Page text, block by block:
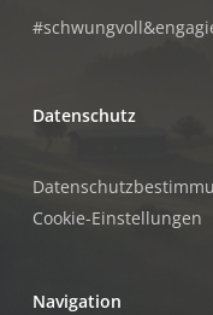
Datenschutz
Cookie-Einstellungen
Navigation